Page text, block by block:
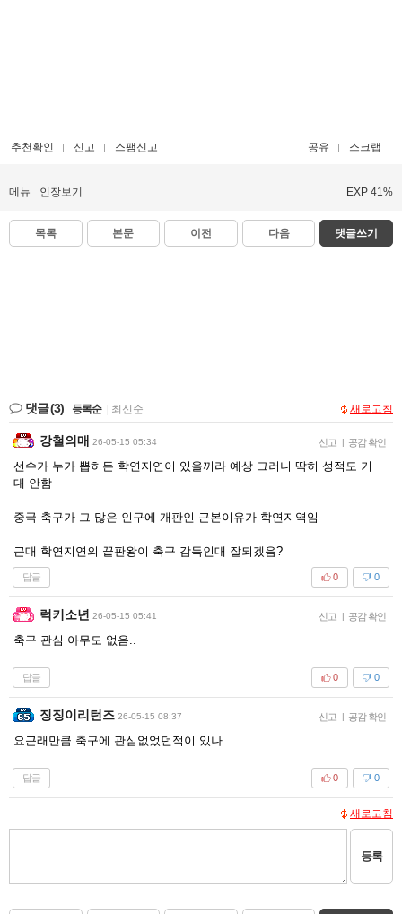
추천확인 신고 스팸신고 공유 스크랩
메뉴 인장보기 EXP 41%
목록 본문 이전 다음 댓글쓰기
댓글(3) 등록순 최신순 새로고침
강철의매 26-05-15 05:34 신고 | 공감 확인
선수가 누가 뽑히든 학연지연이 있을꺼라 예상 그러니 딱히 성적도 기
대 안함
중국 축구가 그 많은 인구에 개판인 근본이유가 학연지역임
근대 학연지연의 끝판왕이 축구 감독인대 잘되겠음?
답글 0
0
럭키소년 26-05-15 05:41 신고 | 공감 확인
축구 관심 아무도 없음..
답글 0
0
징징이리턴즈 26-05-15 08:37 신고 | 공감 확인
요근래만큼 축구에 관심없었던적이 있나
답글 0
0
새로고침
등록